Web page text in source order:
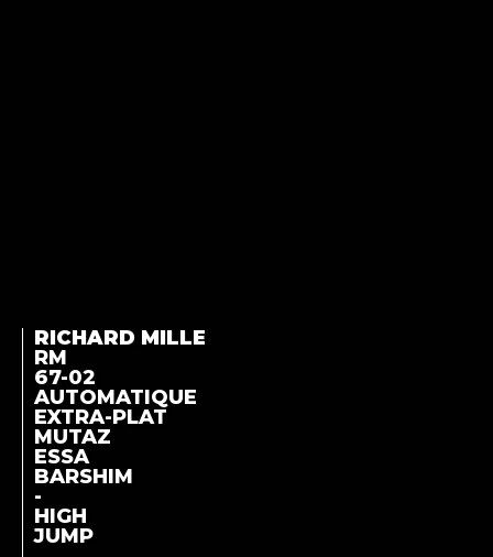
RICHARD MILLE
RM
67-02
AUTOMATIQUE
EXTRA-PLAT
MUTAZ
ESSA
BARSHIM
-
HIGH
JUMP